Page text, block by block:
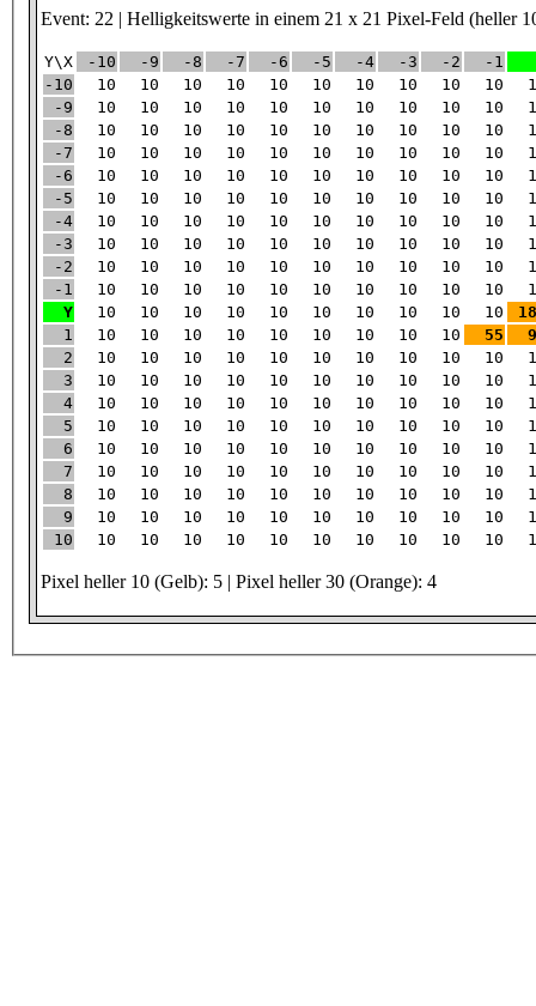
Event: 22 | Helligkeitswerte in einem 21 x 21 Pixel-Feld (heller
Y\X -10 -9 -8 -7 -6 -5 -4 -3 -2 -1
-10
10 10 10 10 10 10 10 10 10 10
-9
10 10 10 10 10 10 10 10 10 10
-8
10 10 10 10 10 10 10 10 10 10
-7
10 10 10 10 10 10 10 10 10 10
-6
10 10 10 10 10 10 10 10 10 10
-5
10 10 10 10 10 10 10 10 10 10
-4
10 10 10 10 10 10 10 10 10 10
-3
10 10 10 10 10 10 10 10 10 10
-2
10 10 10 10 10 10 10 10 10 10
-1
10 10 10 10 10 10 10 10 10 10
Y
10 10 10 10 10 10 10 10 10 10
1
10 10 10 10 10 10 10 10 10 55
2
10 10 10 10 10 10 10 10 10 10
3
10 10 10 10 10 10 10 10 10 10
4
10 10 10 10 10 10 10 10 10 10
5
10 10 10 10 10 10 10 10 10 10
6
10 10 10 10 10 10 10 10 10 10
7
10 10 10 10 10 10 10 10 10 10
8
10 10 10 10 10 10 10 10 10 10
9
10 10 10 10 10 10 10 10 10 10
10
10 10 10 10 10 10 10 10 10 10
Pixel heller 10 (Gelb): 5 | Pixel heller 30 (Orange): 4